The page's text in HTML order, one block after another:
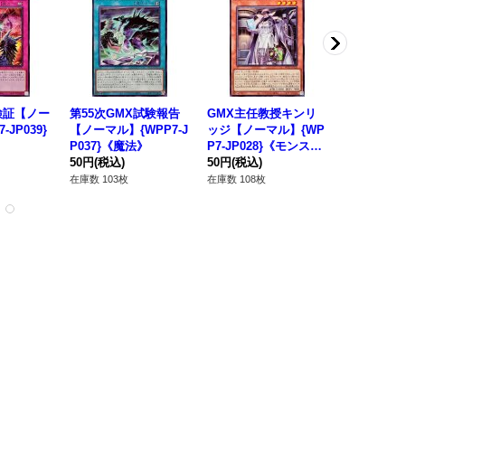
【ノー
JP039}
第55次GMX試験報告
【ノーマル】{WPP7-J
P037}《魔法》
50円(税込)
在庫数 103枚
GMX主任教授キンリ
ッジ【ノーマル】{WP
P7-JP028}《モンスタ
ー》
50円(税込)
在庫数 108枚